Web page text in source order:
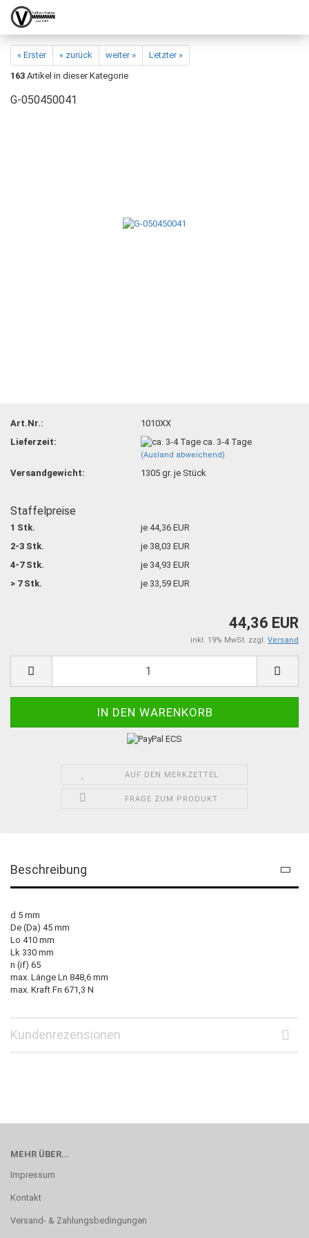
« Erster « zurück weiter »
Letzter »
163 Artikel in dieser Kategorie
G-050450041
Art.Nr.:
1010XX
Lieferzeit:
ca. 3-4 Tage
(Ausland abweichend)
Versandgewicht: 1305 gr. je Stück
Staffelpreise
1 Stk.
je 44,36 EUR
2-3 Stk.
je 38,03 EUR
4-7 Stk.
je 34,93 EUR
> 7 Stk.
je 33,59 EUR
44,36 EUR
inkl. 19% MwSt. zzgl. Versand
AUF DEN MERKZETTEL
FRAGE ZUM PRODUKT
Beschreibung
d 5 mm
De (Da) 45 mm
Lo 410 mm
Lk 330 mm
n (if) 65
max. Länge Ln 848,6 mm
max. Kraft Fn 671,3 N
Kundenrezensionen
MEHR ÜBER...
Impressum
Kontakt
Versand- & Zahlungsbedingungen